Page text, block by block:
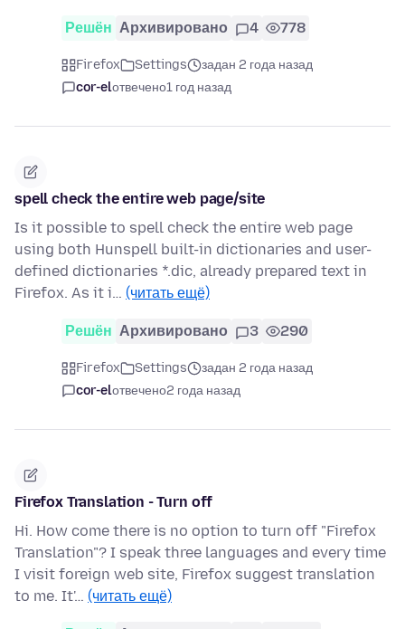
Решён Архивировано 4 778
Firefox Settings
задан 2 года назад
cor-elотвечено1 год назад
spell check the entire web page/site
Is it possible to spell check the entire web page
using both Hunspell built-in dictionaries and user-
defined dictionaries *.dic, already prepared text in
Firefox. As it i… (читать ещё)
Решён Архивировано 3 290
Firefox Settings
задан 2 года назад
cor-elотвечено2 года назад
Firefox Translation - Turn off
Hi. How come there is no option to turn off "Firefox
Translation"? I speak three languages and every time
I visit foreign web site, Firefox suggest translation
to me. It'… (читать ещё)